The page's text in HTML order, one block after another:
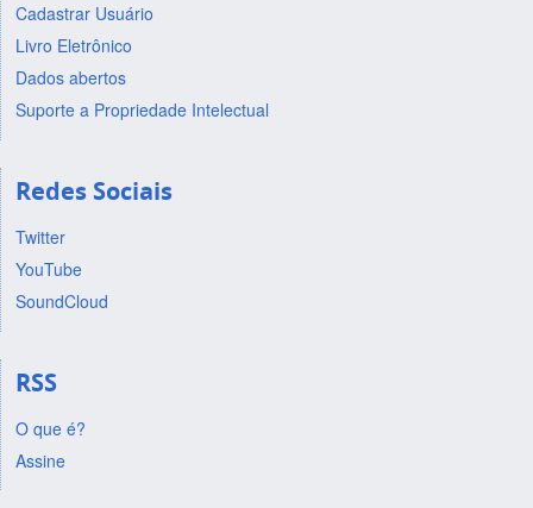
Cadastrar Usuário
Livro Eletrônico
Dados abertos
Suporte a Propriedade Intelectual
Redes Sociais
Twitter
YouTube
SoundCloud
RSS
O que é?
Assine